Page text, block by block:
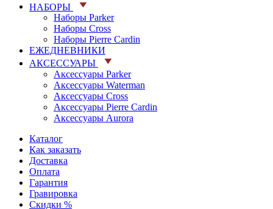
НАБОРЫ
Наборы Parker
Наборы Cross
Наборы Pierre Cardin
ЕЖЕДНЕВНИКИ
АКСЕССУАРЫ
Аксессуары Parker
Аксессуары Waterman
Аксессуары Cross
Аксессуары Pierre Cardin
Аксессуары Aurora
Каталог
Как заказать
Доставка
Оплата
Гарантия
Гравировка
Скидки %